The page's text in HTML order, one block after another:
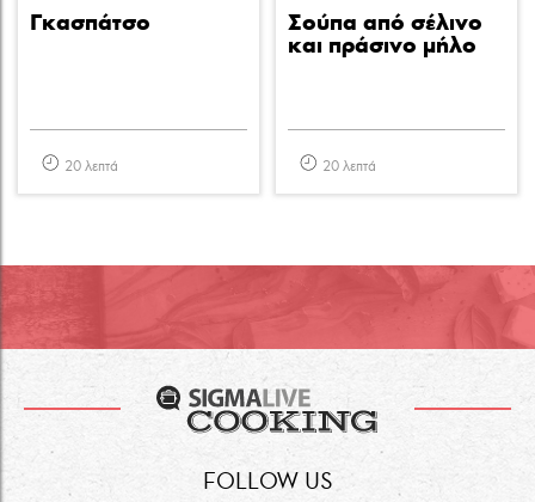
Γκασπάτσο
20 λεπτά
Σούπα από σέλινο
και πράσινο μήλο
20 λεπτά
FOLLOW US